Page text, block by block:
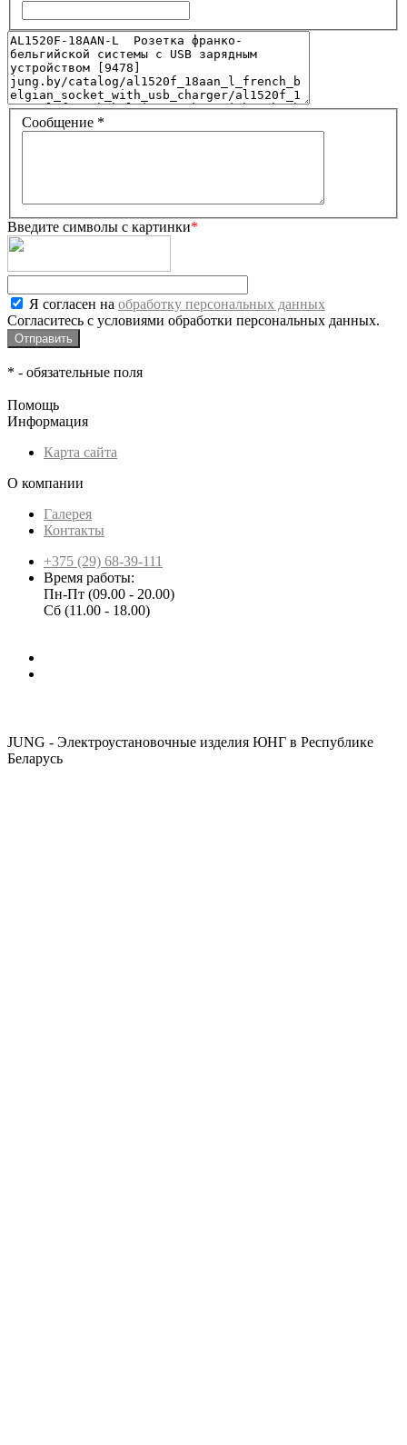
Сообщение *
Введите символы с картинки*
Я согласен на обработку персональных данных
Согласитесь с условиями обработки персональных данных.
* - обязательные поля
Помощь
Информация
Карта сайта
О компании
Галерея
Контакты
+375 (29) 68-39-111
Время работы:
Пн-Пт (09.00 - 20.00)
Сб (11.00 - 18.00)
JUNG - Электроустановочные изделия ЮНГ в Республике
Беларусь